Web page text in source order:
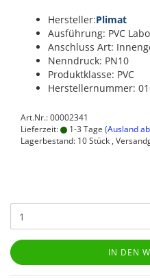
Hersteller:Plimat
Ausführung: PVC
Anschluss Art:
Nenndruck: PN10
Produktklasse: PVC
Herstellernummer:
Art.Nr.: 00002341
Lieferzeit:
1-3 Tage (Ausland
Lagerbestand: 10 Stück ,
IN DEN